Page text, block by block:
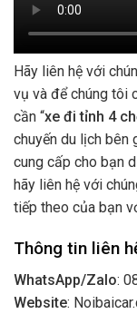
Hãy liên hệ với
vụ và để chúng tôi
cần “xe đi tỉnh 4
chuyến du lịch bên
cung cấp cho bạn
hãy liên hệ với
tiếp theo của bạn
Thông tin liên
WhatsApp/Zalo:
Website: